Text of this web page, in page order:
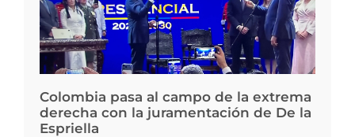
Colombia pasa al campo de la extrema
derecha con la juramentación de De la
Espriella